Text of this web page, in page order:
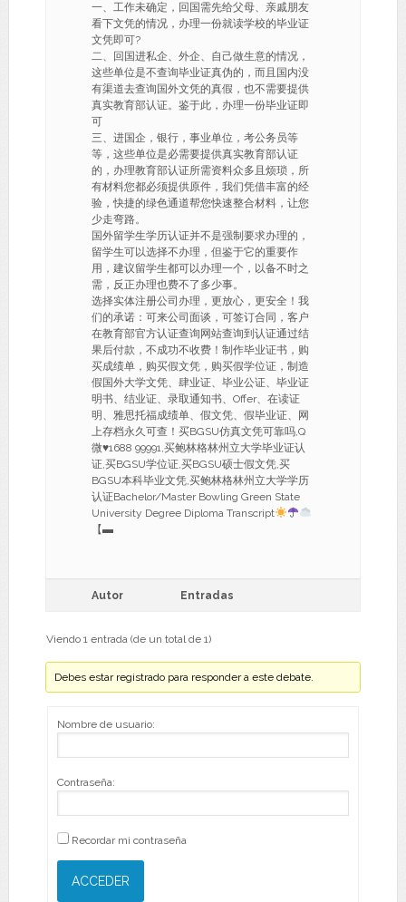
一、工作未确定，回国需先给父母、亲戚朋友
看下文凭的情况，办理一份就读学校的毕业证
文凭即可?
二、回国进私企、外企、自己做生意的情况，
这些单位是不查询毕业证真伪的，而且国内没
有渠道去查询国外文凭的真假，也不需要提供
真实教育部认证。鉴于此，办理一份毕业证即
可
三、进国企，银行，事业单位，考公务员等
等，这些单位是必需要提供真实教育部认证
的，办理教育部认证所需资料众多且烦琐，所
有材料您都必须提供原件，我们凭借丰富的经
验，快捷的绿色通道帮您快速整合材料，让您
少走弯路。
国外留学生学历认证并不是强制要求办理的，
留学生可以选择不办理，但鉴于它的重要作
用，建议留学生都可以办理一个，以备不时之
需，反正办理也费不了多少事。
选择实体注册公司办理，更放心，更安全！我
们的承诺：可来公司面谈，可签订合同，客户
在教育部官方认证查询网站查询到认证通过结
果后付款，不成功不收费！制作毕业证书，购
买成绩单，购买假文凭，购买假学位证，制造
假国外大学文凭、肆业证、毕业公证、毕业证
明书、结业证、录取通知书、Offer、在读证
明、雅思托福成绩单、假文凭、假毕业证、网
上存档永久可查！买BGSU仿真文凭可靠吗,Q
微♥1688 99991,买鲍林格林州立大学毕业证认
证,买BGSU学位证,买BGSU硕士假文凭,买
BGSU本科毕业文凭,买鲍林格林州立大学学历
认证Bachelor/Master Bowling Green State
University Degree Diploma Transcript
【▬
Autor Entradas
Viendo 1 entrada (de un total de 1)
Debes estar registrado para responder a este debate.
Nombre de usuario:
Contraseña:
Recordar mi contraseña
ACCEDER